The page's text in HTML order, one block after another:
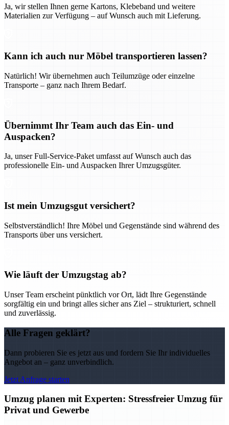
Ja, wir stellen Ihnen gerne Kartons, Klebeband und weitere
Materialien zur Verfügung – auf Wunsch auch mit Lieferung.
Kann ich auch nur Möbel transportieren lassen?
Natürlich! Wir übernehmen auch Teilumzüge oder einzelne
Transporte – ganz nach Ihrem Bedarf.
Übernimmt Ihr Team auch das Ein- und
Auspacken?
Ja, unser Full-Service-Paket umfasst auf Wunsch auch das
professionelle Ein- und Auspacken Ihrer Umzugsgüter.
Ist mein Umzugsgut versichert?
Selbstverständlich! Ihre Möbel und Gegenstände sind während des
Transports über uns versichert.
Wie läuft der Umzugstag ab?
Unser Team erscheint pünktlich vor Ort, lädt Ihre Gegenstände
sorgfältig ein und bringt alles sicher ans Ziel – strukturiert, schnell
und zuverlässig.
Alle Fragen geklärt?
Dann probieren Sie es jetzt aus und fordern Sie Ihr individuelles
Angebot an – ganz unverbindlich.
Jetzt Anfrage starten
Umzug planen mit Experten: Stressfreier Umzug für
Privat und Gewerbe